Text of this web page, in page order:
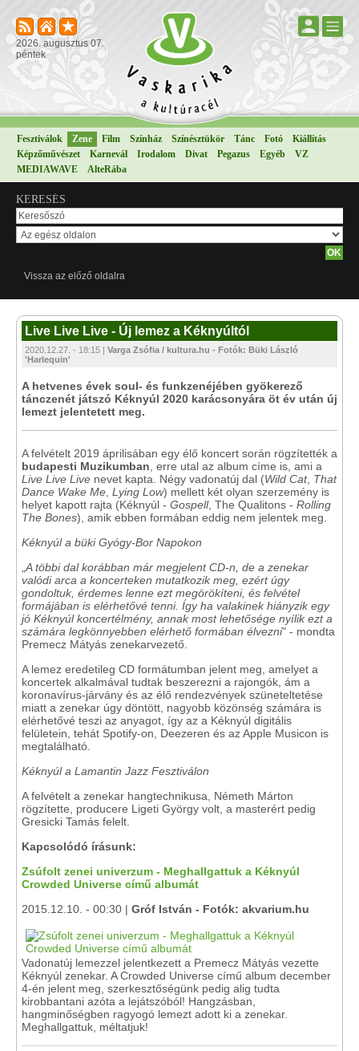
2026. augusztus 07.
péntek
Fesztiválok Zene Film Színház Színésztükör Tánc Fotó
Kiállítás
Képzőművészet
Karnevál Irodalom Divat Pegazus Egyéb
VZ
MEDIAWAVE
AlteRába
KERESÉS
Vissza az előző oldalra
Live Live Live - Új lemez a Kéknyúltól
2020.12.27. - 18:15 | Varga Zsófia / kultura.hu - Fotók: Büki László
'Harlequin'
A hetvenes évek soul- és funkzenéjében gyökerező
tánczenét játszó Kéknyúl 2020 karácsonyára öt év után új
lemezt jelentetett meg.
A felvételt 2019 áprilisában egy élő koncert során rögzítették a
budapesti Muzikumban , erre utal az album címe is, ami a
Live Live Live nevet kapta. Négy vadonatúj dal (Wild Cat, That
Dance Wake Me Lying Low) mellett két olyan szerzemény is
helyet kapott rajta (Kéknyúl - Gospell, The Qualitons - Rolling
The Bones), amik ebben formában eddig nem jelentek meg.
Kéknyúl a büki Gyógy-Bor Napokon
A többi dal korábban már megjelent CD-n, de a zenekar
valódi arca a koncerteken mutatkozik meg, ezért úgy
gondoltuk, érdemes lenne ezt megörökíteni, és felvétel
formájában is elérhetővé tenni. Így ha valakinek hiányzik egy
jó Kéknyúl koncertélmény, annak most lehetősége nyílik ezt a
számára legkönnyebben elérhető formában élvezni" - mondta
Premecz Mátyás zenekarvezető.
A lemez eredetileg CD formátumban jelent meg, amelyet a
koncertek alkalmával tudtak beszerezni a rajongók, ám a
koronavírus-járvány és az élő rendezvények szüneteltetése
miatt a zenekar úgy döntött, nagyobb közönség számára is
elérhetővé teszi az anyagot, így az a Kéknyúl digitális
felületein, tehát Spotify-on, Deezeren és az Apple Musicon is
megtalálható.
Kéknyúl a Lamantin Jazz Fesztiválon
A felvételt a zenekar hangtechnikusa, Németh Márton
rögzítette, producere Ligeti György volt, a masterért pedig
Gresicki Tamás felelt.
Kapcsolódó írásunk:
Zsúfolt zenei univerzum - Meghallgattuk a Kéknyúl
Crowded Universe című albumát
2015.12.10. - 00:30 | Gróf István - Fotók: akvarium.hu
Vadonatúj lemezzel jelentkezett a Premecz Mátyás vezette
Kéknyúl zenekar. A Crowded Universe című album december
4-én jelent meg, szerkesztőségünk pedig alig tudta
kirobbantani azóta a lejátszóból! Hangzásban,
hangminőségben ragyogó lemezt adott ki a zenekar.
Meghallgattuk, méltatjuk!